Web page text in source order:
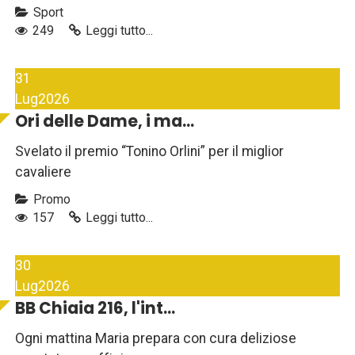
Sport
249
Leggi tutto...
31
Lug2026
Ori delle Dame, i ma...
Svelato il premio “Tonino Orlini” per il miglior
cavaliere
Promo
157
Leggi tutto...
30
Lug2026
BB Chiaia 216, l'int...
Ogni mattina Maria prepara con cura deliziose